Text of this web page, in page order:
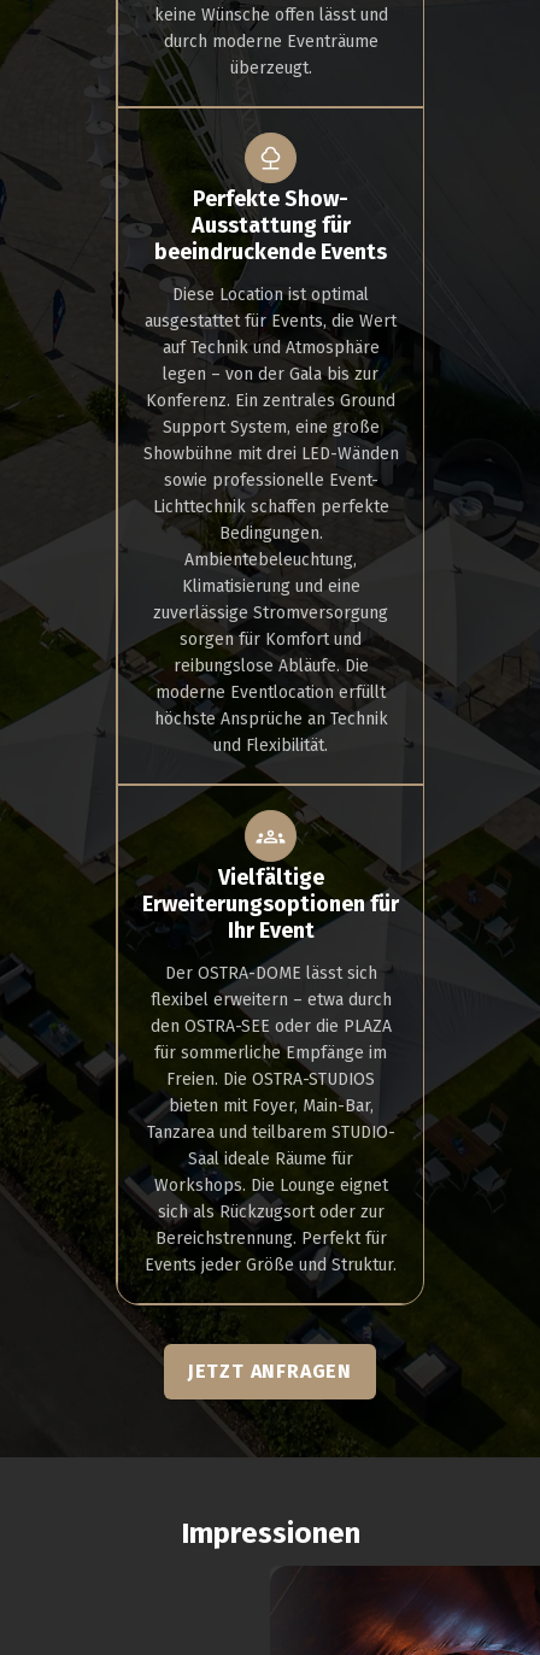
keine Wünsche offen lässt und
durch moderne Eventräume
überzeugt.
Perfekte Show-
Ausstattung für
beeindruckende Events
Diese Location ist optimal
ausgestattet für Events, die Wert
auf Technik und Atmosphäre
legen – von der Gala bis zur
Konferenz. Ein zentrales Ground
Support System, eine große
Showbühne mit drei LED-Wänden
sowie professionelle Event-
Lichttechnik schaffen perfekte
Bedingungen.
Ambientebeleuchtung,
Klimatisierung und eine
zuverlässige Stromversorgung
sorgen für Komfort und
reibungslose Abläufe. Die
moderne Eventlocation erfüllt
höchste Ansprüche an Technik
und Flexibilität.
Vielfältige
Erweiterungsoptionen für
Ihr Event
Der OSTRA-DOME lässt sich
flexibel erweitern – etwa durch
den OSTRA-SEE oder die PLAZA
für sommerliche Empfänge im
Freien. Die OSTRA-STUDIOS
bieten mit Foyer, Main-Bar,
Tanzarea und teilbarem STUDIO-
Saal ideale Räume für
Workshops. Die Lounge eignet
sich als Rückzugsort oder zur
Bereichstrennung. Perfekt für
Events jeder Größe und Struktur.
JETZT ANFRAGEN
Impressionen